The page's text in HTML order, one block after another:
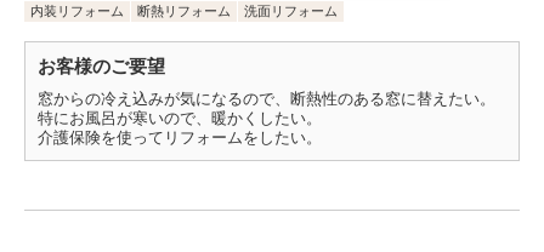
内装リフォーム
断熱リフォーム 洗面リフォーム
お客様のご要望
窓からの冷え込みが気になるので、断熱性のある窓に替えたい。
特にお風呂が寒いので、暖かくしたい。
介護保険を使ってリフォームをしたい。